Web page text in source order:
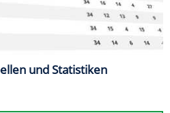
und Statistiken